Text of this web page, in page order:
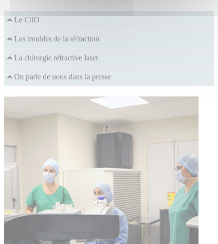
Le CilO
Les troubles de la réfraction
La chirurgie réfractive laser
On parle de nous dans la presse